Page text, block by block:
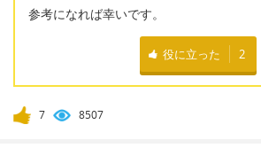
参考になれば幸いです。
役に立った 2
7 8507